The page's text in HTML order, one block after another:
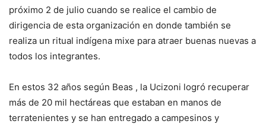
próximo 2 de julio cuando se realice el cambio de
dirigencia de esta organización en donde también se
realiza un ritual indígena mixe para atraer buenas nuevas a
todos los integrantes.
En estos 32 años según Beas , la Ucizoni logró recuperar
más de 20 mil hectáreas que estaban en manos de
terratenientes y se han entregado a campesinos y